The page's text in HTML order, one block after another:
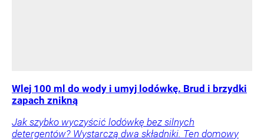
Wlej 100 ml do wody i umyj lodówkę. Brud i brzydki
zapach znikną
Jak szybko wyczyścić lodówkę bez silnych
detergentów? Wystarczą dwa składniki. Ten domowy